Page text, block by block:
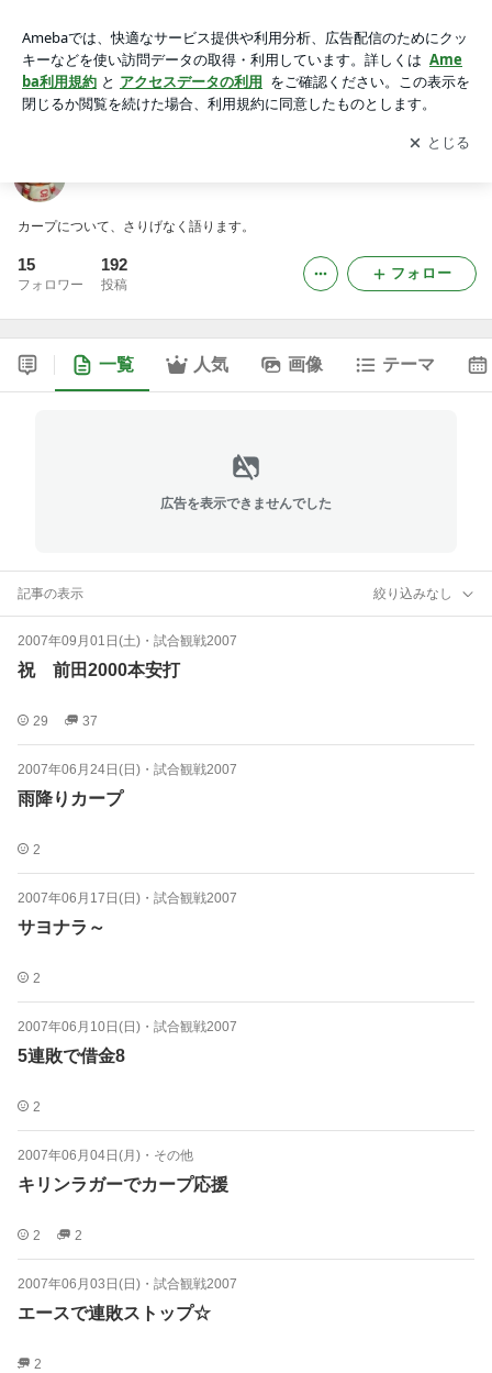
アプリをダウンロードして ブログの更新通知
を受け取りまし
ょう。
開く
カープについて、さりげなく語ります。
15
フォロワー
192
投稿
フォロー
一覧 人気 画像 テーマ
広告を表示できませんでした
記事の表示 絞り込みなし
2007年09月01日(土) ・ 試合観戦2007
祝 前田2000本安打
29 37
2007年06月24日(日) ・ 試合観戦2007
雨降りカープ
2
2007年06月17日(日) ・ 試合観戦2007
サヨナラ～
2
2007年06月10日(日) ・ 試合観戦2007
5連敗で借金8
2
2007年06月04日(月) ・ その他
キリンラガーでカープ応援
2 2
2007年06月03日(日) ・ 試合観戦2007
エースで連敗ストップ☆
2